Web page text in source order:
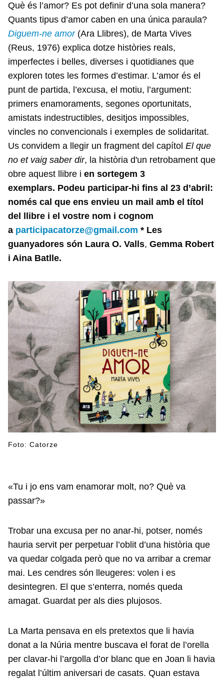
Què és l’amor? Es pot definir d’una sola manera?
Quants tipus d’amor caben en una única paraula?
Diguem-ne amor(Ara Llibres), de Marta Vives
(Reus, 1976) explica dotze històries reals,
imperfectes i belles, diverses i quotidianes que
exploren totes les formes d’estimar. L’amor és el
punt de partida, l’excusa, el motiu, l’argument:
primers enamoraments, segones oportunitats,
amistats indestructibles, desitjos impossibles,
vincles no convencionals i exemples de solidaritat.
Us convidem a llegir un fragment del capítol El que
no et vaig saber dir, la història d'un retrobament que
obre aquest llibre i en sortegem 3
exemplars. Podeu participar-hi fins al 23 d’abril:
només cal que ens envieu un mail amb el títol
del llibre i el vostre nom i cognom
a participacatorze@gmail.com * Les
guanyadores són Laura O. Valls, Gemma Robert
i Aina Batlle.
Foto: Catorze
«Tu i jo ens vam enamorar molt, no? Què va
passar?»
Trobar una excusa per no anar-hi, potser, només
hauria servit per perpetuar l’oblit d’una història que
va quedar colgada però que no va arribar a cremar
mai. Les cendres són lleugeres: volen i es
desintegren. El que s’enterra, només queda
amagat. Guardat per als dies plujosos.
La Marta pensava en els pretextos que li havia
donat a la Núria mentre buscava el forat de l’orella
per clavar-hi l’argolla d’or blanc que en Joan li havia
regalat l’últim aniversari de casats. Quan estava